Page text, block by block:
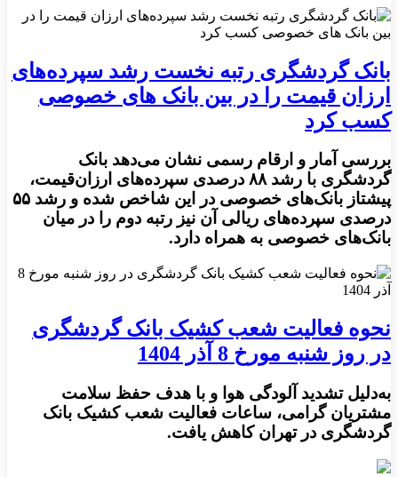
بانک گردشگری رتبه نخست رشد سپرده‌های
ارزان‌ قیمت را در بین بانک های خصوصی
کسب کرد
بررسی آمار و ارقام رسمی نشان می‌دهد بانک
گردشگری با رشد ۸۸ درصدی سپرده‌های ارزان‌قیمت،
پیشتاز بانک‌های خصوصی در این شاخص شده و رشد ۵۵
درصدی سپرده‌های ریالی آن نیز رتبه دوم را در میان
بانک‌های خصوصی به همراه دارد.
نحوه فعالیت شعب کشیک بانک گردشگری
در روز شنبه مورخ 8 آذر 1404
به‌دلیل تشدید آلودگی هوا و با هدف حفظ سلامت
مشتریان‌ گرامی، ساعات فعالیت شعب کشیک بانک
گردشگری در تهران کاهش یافت.